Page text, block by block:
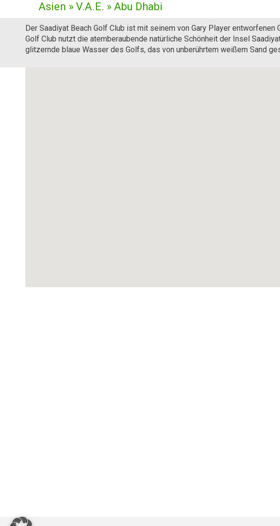
Asien » V.A.E. » Abu Dhabi
Der Saadiyat Beach Golf Club ist mit seinem von Gary Player
Golf Club nutzt die atemberaubende natürliche Schönheit der Insel
glitzernde blaue Wasser des Golfs, das von unberührtem weißem Sand